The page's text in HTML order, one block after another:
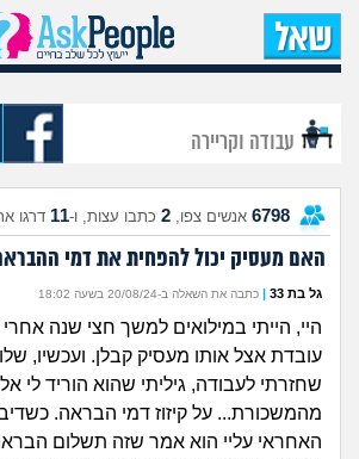
עמוד
שאל
שאלות
שאלות
עצות
מה קורה
מתחם
עבודה וקריירה
6798 אנשים צפו, 2 כתבו עצות, ו-11 דרגו
האם מעסיק יכול להפחית את דמי
גל בת 33 | כתבה את השאלה ב-20/08/24 בשעה 18:02
היי, הייתי במילואים למשך חצי שנה
עובדת אצל אותו מעסיק קבלן. ועכשיו,
שחזרתי לעבודה, גיליתי שהוא הוריד לי
מהמשכורת... על קיזוז דמי הבראה.
האחראי עליי הוא אמר שזה תשלום